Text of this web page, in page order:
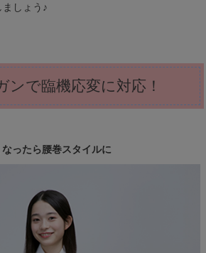
しょう♪
ンで臨機応変に対応！
ったら腰巻スタイルに